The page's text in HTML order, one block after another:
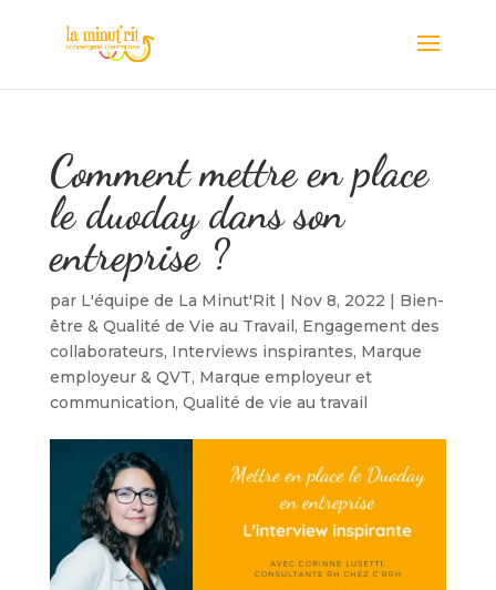
Comment mettre en place
le duoday dans son
entreprise ?
par L'équipe de La Minut'Rit| Nov 8, 2022 | Bien-
être & Qualité de Vie au Travail, Engagement des
collaborateurs, Interviews inspirantes, Marque
employeur & QVT, Marque employeur et
communication, Qualité de vie au travail